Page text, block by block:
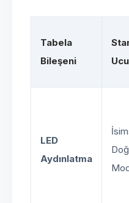
Tabela
Bileşeni
LED
Aydınlatma